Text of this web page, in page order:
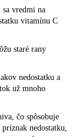
vredmi na
vitamínu C
staré rany
nedostatku a
už mnoho
čo spôsobuje
nedostatku,